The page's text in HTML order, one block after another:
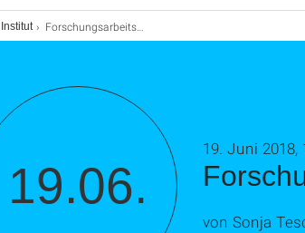
Institut Forschungsarbeitsvortrag
19.06.
19. Juni 2018,
von Sonja